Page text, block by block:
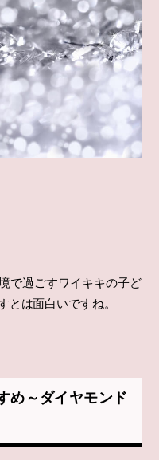
で過ごすワイキキの子ど
とは面白いですね。
め～ダイヤモンド